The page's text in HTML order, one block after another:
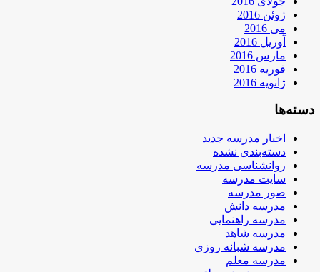
ژوئن 2016
می 2016
آوریل 2016
مارس 2016
فوریه 2016
ژانویه 2016
دسته‌ها
اخبار مدرسه جدید
دسته‌بندی نشده
روانشناسی مدرسه
سایت مدرسه
صور مدرسه
مدرسه دانش
مدرسه راهنمایی
مدرسه شاهد
مدرسه شبانه روزی
مدرسه معلم